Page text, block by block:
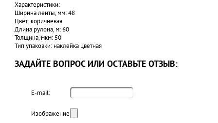
Характеристики:
Ширина ленты, мм: 48
Цвет: коричневая
Длина рулона, м: 60
Толщина, мкм: 50
Тип упаковки: наклейка цветная
ЗАДАЙТЕ ВОПРОС ИЛИ ОСТАВЬТЕ ОТЗЫВ:
E-mail:
Изображение: